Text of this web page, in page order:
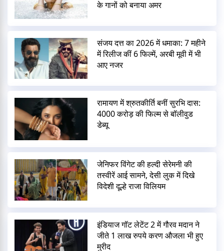
के गानों को बनाया अमर
संजय दत्त का 2026 में धमाका: 7 महीने
में रिलीज कीं 6 फिल्में, अरबी मूवी में भी
आए नजर
रामायण में श्रुतकीर्ति बनीं सुरभि दास:
4000 करोड़ की फिल्म से बॉलीवुड
डेब्यू
जेनिफर विंगेट की हल्दी सेरेमनी की
तस्वीरें आई सामने, देसी लुक में दिखे
विदेशी दूल्हे राजा विलियम
इंडियाज गॉट लेटेंट 2 में गौरव मदान ने
जीते 1 लाख रुपये करण औजला भी हुए
मुरीद